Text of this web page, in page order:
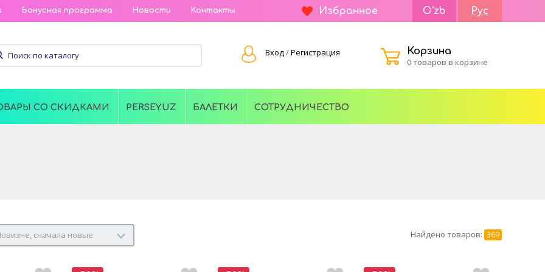
Бонусная программа Новости Контакты Избранное O'zb Рус
Вход/Регистрация
Корзина
0 товаров в корзине
СО СКИДКАМИ PERSEY.UZ БАЛЕТКИ СОТРУДНИЧЕСТВО
сначала новые Найдено товаров: 369